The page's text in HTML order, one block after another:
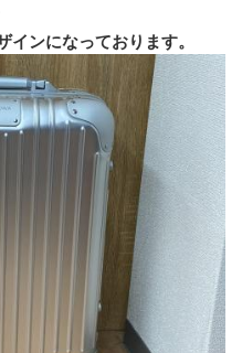
ンになっております。